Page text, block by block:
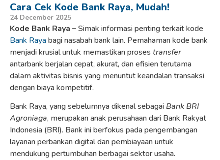
Cara Cek Kode Bank Raya, Mudah!
24 December 2025
Kode Bank Raya –Simak informasi penting terkait kode
Bank Rayabagi nasabah bank lain. Pemahaman kode bank
menjadi krusial untuk memastikan proses transfer
antarbank berjalan cepat, akurat, dan efisien terutama
dalam aktivitas bisnis yang menuntut keandalan transaksi
dengan biaya kompetitif.
Bank Raya, yang sebelumnya dikenal sebagai Bank BRI
Agroniaga, merupakan anak perusahaan dari Bank Rakyat
Indonesia (BRI). Bank ini berfokus pada pengembangan
layanan perbankan digital dan pembiayaan untuk
mendukung pertumbuhan berbagai sektor usaha.